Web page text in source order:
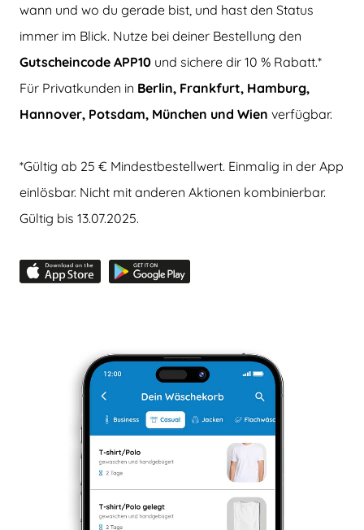
wann und wo du gerade bist, und hast den Status
immer im Blick. Nutze bei deiner Bestellung den
Gutscheincode APP10 und sichere dir 10 % Rabatt.*
Für Privatkunden in Berlin, Frankfurt, Hamburg,
Hannover, Potsdam, München und Wien verfügbar.
*Gültig ab 25 € Mindestbestellwert. Einmalig in der App
einlösbar. Nicht mit anderen Aktionen kombinierbar.
Gültig bis 13.07.2025.